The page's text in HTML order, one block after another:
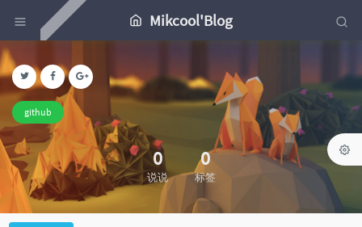
Mikcool'Blog
github
0
说说
0
标签